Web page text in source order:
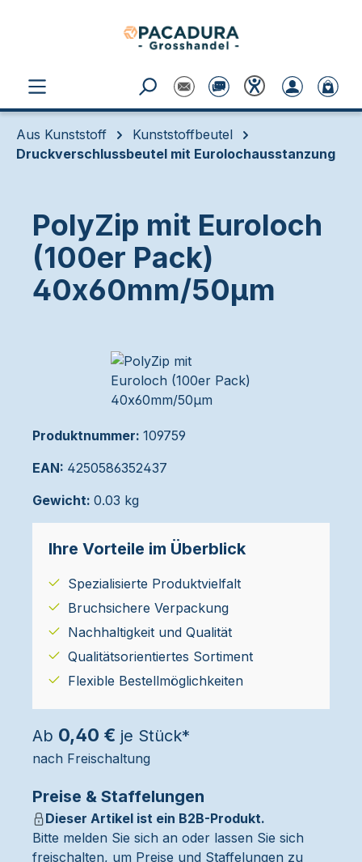
Aus Kunststoff
Kunststoffbeutel
Druckverschlussbeutel mit Eurolochausstanzung
PolyZip mit Euroloch
(100er Pack)
40x60mm/50µm
Produktnummer: 109759
EAN: 4250586352437
Gewicht: 0.03 kg
Ihre Vorteile im Überblick
Spezialisierte Produktvielfalt
Bruchsichere Verpackung
Nachhaltigkeit und Qualität
Qualitätsorientiertes Sortiment
Flexible Bestellmöglichkeiten
Ab 0,40 € je Stück*
nach Freischaltung
Preise & Staffelungen
Dieser Artikel ist ein B2B-Produkt.
Bitte melden Sie sich an oder lassen Sie sich
freischalten, um Preise und Staffelungen zu